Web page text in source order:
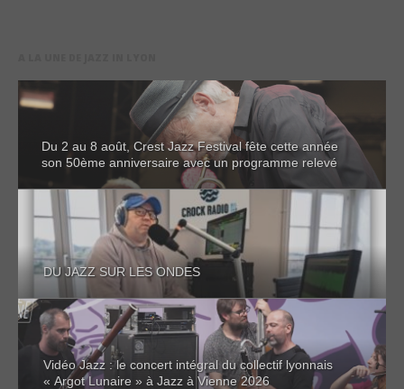
Du 2 au 8 août, Crest Jazz Festival fête cette année
son 50ème anniversaire avec un programme relevé
DU JAZZ SUR LES ONDES
Vidéo Jazz : le concert intégral du collectif lyonnais
« Argot Lunaire » à Jazz à Vienne 2026